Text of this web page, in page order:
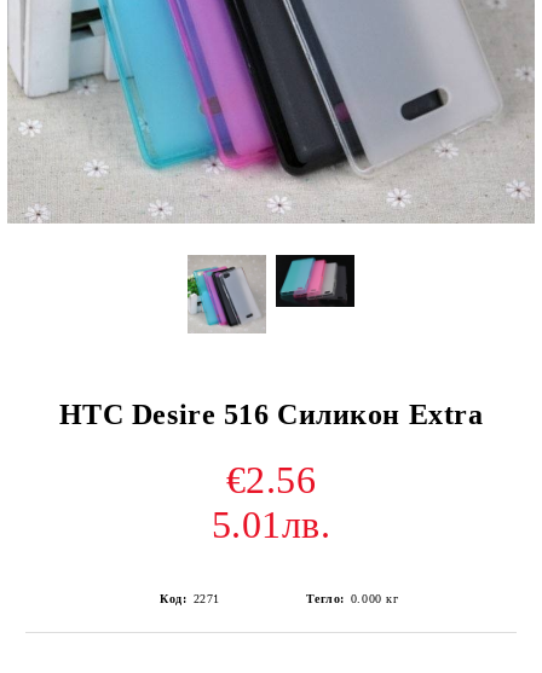
HTC Desire 516 Силикон Extra
€2.56
5.01лв.
Код: 2271 Тегло: 0.000 кг